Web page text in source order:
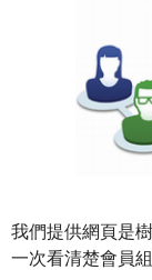
我們提供網頁是
一次看清楚會員